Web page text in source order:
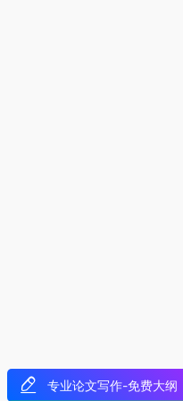
专业论文写作-免费大纲